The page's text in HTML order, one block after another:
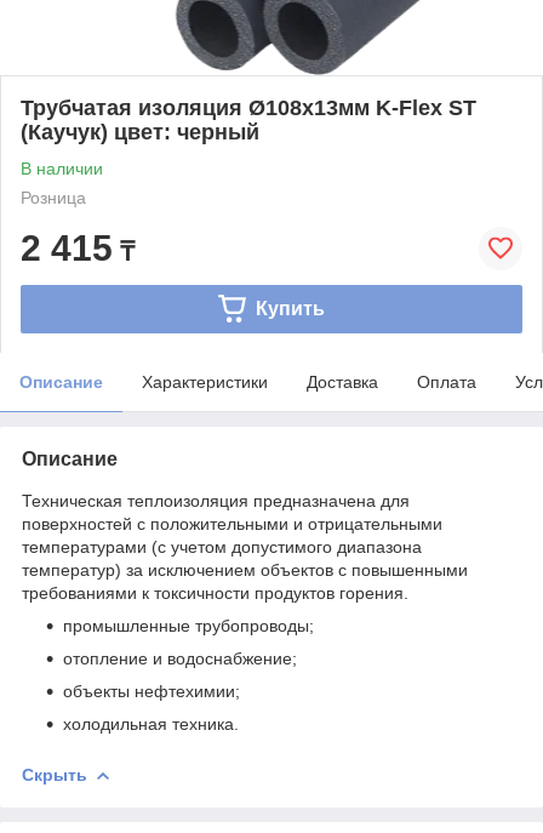
Трубчатая изоляция Ø108х13мм K-Flex ST
(Каучук) цвет: черный
В наличии
Розница
2 415 ₸
Купить
Описание Характеристики Доставка Оплата
Описание
Техническая теплоизоляция предназначена для
поверхностей с положительными и отрицательными
температурами (с учетом допустимого диапазона
температур) за исключением объектов с повышенными
требованиями к токсичности продуктов горения.
промышленные трубопроводы;
отопление и водоснабжение;
объекты нефтехимии;
холодильная техника.
Скрыть